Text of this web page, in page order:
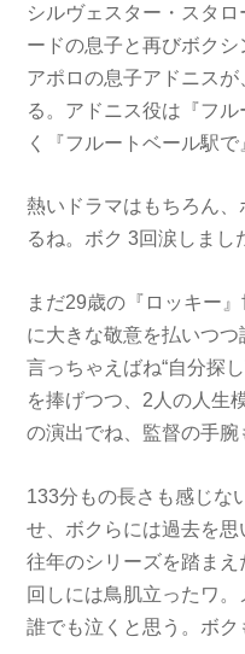
シルヴェスター・スタ
ードの息子と再びボクシ
アポロの息子アドニス
る。アドニス役は『フ
く『フルートベール駅
熱いドラマはもちろん
るね。ボク 3回涙しまし
まだ29歳の『ロッキー
に大きな敬意を払いつつ
言っちゃえばね“自分探
を捧げつつ、2人の人生
の演出でね、監督の手腕
133分もの長さも感じな
せ、ボクらには過去を思
往年のシリーズを踏ま
回しには鳥肌立ったワ
誰でも泣くと思う。ボク